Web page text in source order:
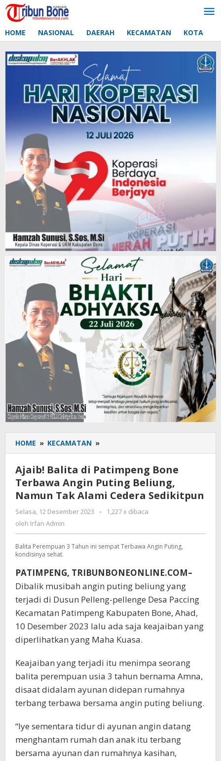
Lewati
ke
HOME NASIONAL DAERAH KECAMATAN KOTA
HOME » KECAMATAN »
Balita
Patimpeng
Bone
Terbawa
Puting
Namun
Tak
Cedera
Sedikitpun
Ajaib! Balita di Patimpeng Bone
Terbawa Angin Puting Beliung,
Namun Tak Alami Cedera Sedikitpun
Selasa, 12 Desember 2023
oleh
-
1,227 x dibaca
oleh Irfan Admin
Balita Perempuan 3 Tahun ini sempat Terbawa Angin Puting,
kondisinya sehat.
PATIMPENG, TRIBUNBONEONLINE.COM–
Dibalik musibah angin puting beliung yang
terjadi di Dusun Pelleng-pellenge Desa Paccing
Kecamatan Patimpeng Kabupaten Bone, Ahad,
10 Desember 2023 lalu ada saja keajaiban yang
diperlihatkan yang Maha Kuasa.
Keajaiban yang terjadi itu menimpa seorang
balita perempuan usia 3 tahun bernama Amna,
disaat didalam ayunan didepan rumahnya
terbang terbawa bersama angin puting beliung.
“Iye sementara tidur di ayunan angin datang
menghantam rumah dan anak itu terbang
bersama ayunan dan rumahnya kasihan,